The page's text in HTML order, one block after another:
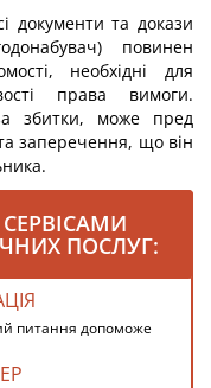
документи та докази
повинен
необхідні для
права вимоги.
збитки, може пред
заперечення, що він
ПОСЛУГ:
питання допоможе